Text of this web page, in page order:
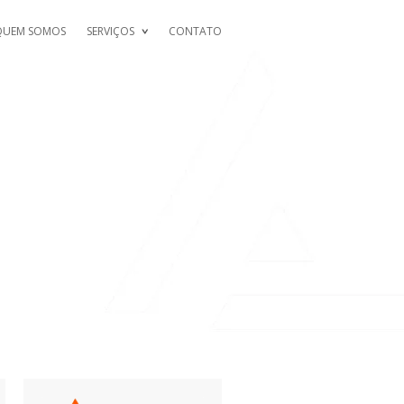
SOMOS SERVIÇOS CONTATO